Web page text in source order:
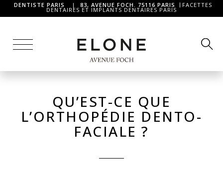
DENTISTE PARIS | 83, AVENUE FOCH. 75116 PARIS FACETTES
DENTAIRES ET IMPLANTS DENTAIRES PARIS
QU’EST-CE QUE
L’ORTHOPÉDIE DENTO-
FACIALE ?